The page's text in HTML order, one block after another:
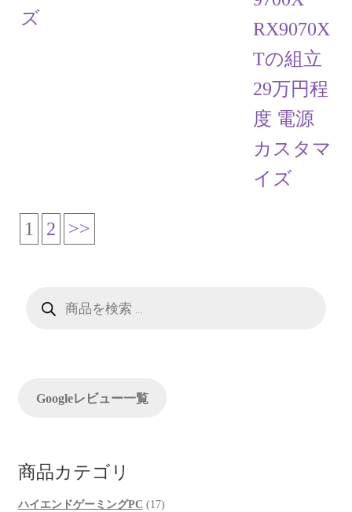
ズ
1 2 >>
Googleレビュー一覧
商品カテゴリ
ハイエンドゲーミングPC 1717